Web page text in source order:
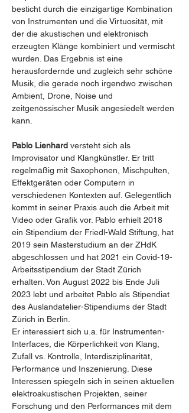
besticht durch die einzigartige Kombination
von Instrumenten und die Virtuosität, mit
der die akustischen und elektronisch
erzeugten Klänge kombiniert und vermischt
wurden. Das Ergebnis ist eine
herausfordernde und zugleich sehr schöne
Musik, die gerade noch irgendwo zwischen
Ambient, Drone, Noise und
zeitgenössischer Musik angesiedelt werden
kann.
Pablo Lienhard versteht sich als
Improvisator und Klangkünstler. Er tritt
regelmäßig mit Saxophonen, Mischpulten,
Effektgeräten oder Computern in
verschiedenen Kontexten auf. Gelegentlich
kommt in seiner Praxis auch die Arbeit mit
Video oder Grafik vor. Pablo erhielt 2018
ein Stipendium der Friedl-Wald Stiftung, hat
2019 sein Masterstudium an der ZHdK
abgeschlossen und hat 2021 ein Covid-19-
Arbeitsstipendium der Stadt Zürich
erhalten. Von August 2022 bis Ende Juli
2023 lebt und arbeitet Pablo als Stipendiat
des Auslandatelier-Stipendiums der Stadt
Zürich in Berlin.
Er interessiert sich u.a. für Instrumenten-
Interfaces, die Körperlichkeit von Klang,
Zufall vs. Kontrolle, Interdisziplinarität,
Performance und Inszenierung. Diese
Interessen spiegeln sich in seinen aktuellen
elektroakustischen Projekten, seiner
Forschung und den Performances mit dem